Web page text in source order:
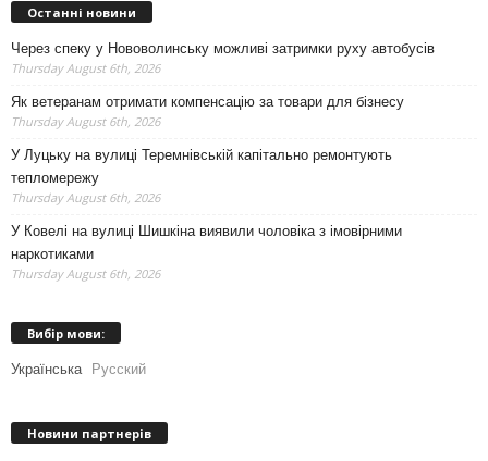
Останні новини
Через спеку у Нововолинську можливі затримки руху автобусів
Thursday August 6th, 2026
Як ветеранам отримати компенсацію за товари для бізнесу
Thursday August 6th, 2026
У Луцьку на вулиці Теремнівській капітально ремонтують
тепломережу
Thursday August 6th, 2026
У Ковелі на вулиці Шишкіна виявили чоловіка з імовірними
наркотиками
Thursday August 6th, 2026
Вибір мови:
Українська Русский
Новини партнерів